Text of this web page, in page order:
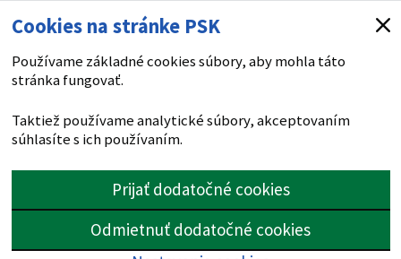
Cookies na stránke PSK
Používame základné cookies súbory, aby mohla táto
stránka fungovať.
Taktiež používame analytické súbory, akceptovaním
súhlasíte s ich používaním.
Prijať dodatočné cookies
Odmietnuť dodatočné cookies